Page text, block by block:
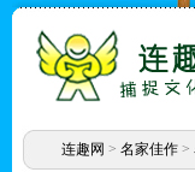
连趣网 > 名家佳作>